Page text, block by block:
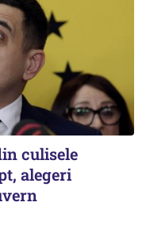
culisele
alegeri